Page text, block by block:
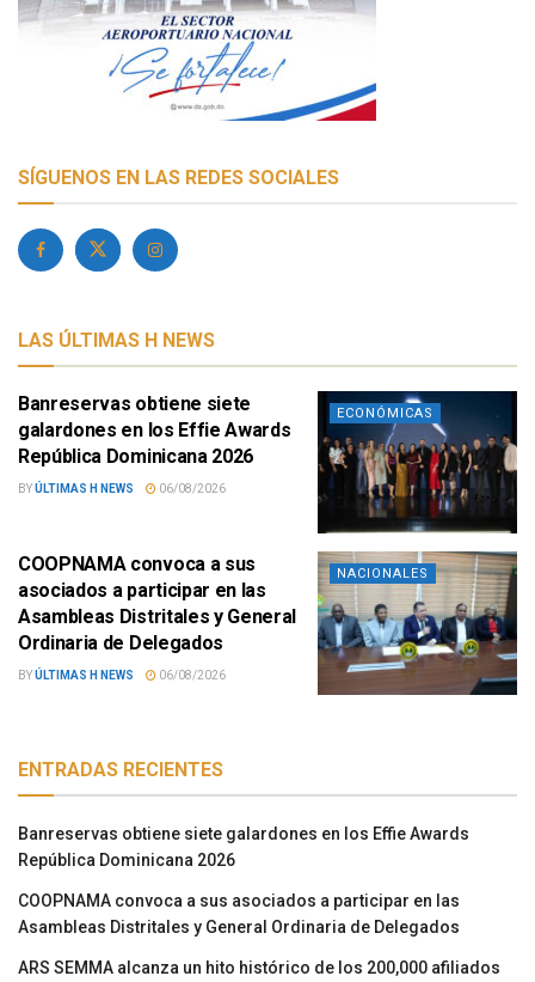
SÍGUENOS EN LAS REDES SOCIALES
LAS ÚLTIMAS H NEWS
ECONÓMICAS
Banreservas obtiene siete
galardones en los Effie Awards
República Dominicana 2026
BYÚLTIMAS H NEWS 06/08/2026
NACIONALES
COOPNAMA convoca a sus
asociados a participar en las
Asambleas Distritales y General
Ordinaria de Delegados
BYÚLTIMAS H NEWS 06/08/2026
ENTRADAS RECIENTES
Banreservas obtiene siete galardones en los Effie Awards
República Dominicana 2026
COOPNAMA convoca a sus asociados a participar en las
Asambleas Distritales y General Ordinaria de Delegados
ARS SEMMA alcanza un hito histórico de los 200,000 afiliados